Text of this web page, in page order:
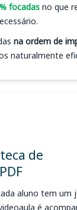
focadas no que
na ordem de
naturalmente
de
aluno tem um
é